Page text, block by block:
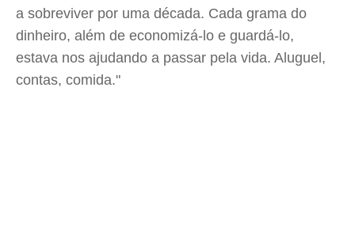
a sobreviver por uma década. Cada grama do
dinheiro, além de economizá-lo e guardá-lo,
estava nos ajudando a passar pela vida. Aluguel,
contas, comida."